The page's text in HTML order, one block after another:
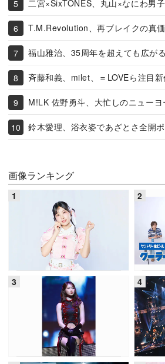
二宮×SixTONES、丸山×なにわ男
T.M.Revolution、再ブレイクの真価
福山雅治、35周年を超えても広が
斉藤和義、milet、＝LOVEら注目新
M!LK 佐野勇斗、大忙しのニュー
鈴木愛理、浴衣姿であざとさ全開
画像ランキング